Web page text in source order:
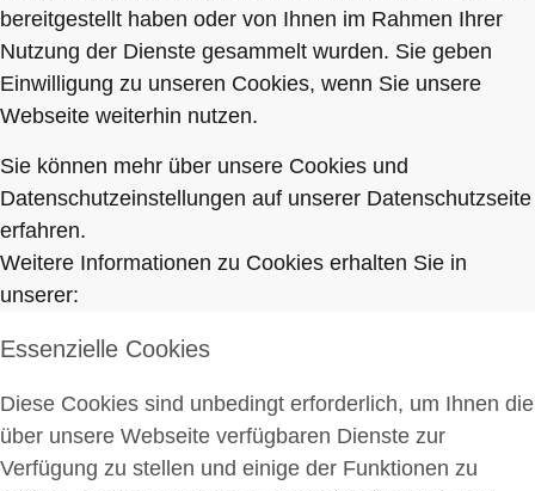
bereitgestellt haben oder von Ihnen im Rahmen Ihrer
Nutzung der Dienste gesammelt wurden. Sie geben
Einwilligung zu unseren Cookies, wenn Sie unsere
Webseite weiterhin nutzen.
Sie können mehr über unsere Cookies und
Datenschutzeinstellungen auf unserer Datenschutzseite
erfahren.
Weitere Informationen zu Cookies erhalten Sie in
unserer:
Essenzielle Cookies
Diese Cookies sind unbedingt erforderlich, um Ihnen die
über unsere Webseite verfügbaren Dienste zur
Verfügung zu stellen und einige der Funktionen zu